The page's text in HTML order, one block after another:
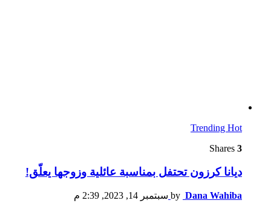
Trending Hot
3
ديانا كرزون تحتفل بمناسبة عائلية وزوجها يعلّق!
by Dana Wahiba سبتمبر 14, 2023, 2:39 م